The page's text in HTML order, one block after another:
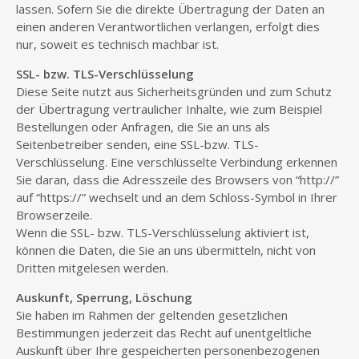
lassen. Sofern Sie die direkte Übertragung der Daten an
einen anderen Verantwortlichen verlangen, erfolgt dies
nur, soweit es technisch machbar ist.
SSL- bzw. TLS-Verschlüsselung
Diese Seite nutzt aus Sicherheitsgründen und zum Schutz
der Übertragung vertraulicher Inhalte, wie zum Beispiel
Bestellungen oder Anfragen, die Sie an uns als
Seitenbetreiber senden, eine SSL-bzw. TLS-
Verschlüsselung. Eine verschlüsselte Verbindung erkennen
Sie daran, dass die Adresszeile des Browsers von “http://”
auf “https://” wechselt und an dem Schloss-Symbol in Ihrer
Browserzeile.
Wenn die SSL- bzw. TLS-Verschlüsselung aktiviert ist,
können die Daten, die Sie an uns übermitteln, nicht von
Dritten mitgelesen werden.
Auskunft, Sperrung, Löschung
Sie haben im Rahmen der geltenden gesetzlichen
Bestimmungen jederzeit das Recht auf unentgeltliche
Auskunft über Ihre gespeicherten personenbezogenen